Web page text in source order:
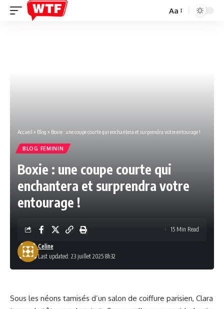
Font
Aa
Accueil » Blog » Boxie : une coupe courte qui enchantera et surprendra votre entourage !
BLOG FEMININ
Boxie : une coupe courte qui
enchantera et surprendra votre
entourage !
Last updated: 23 juillet 2025 8h32
Celine
15 Min Read
Sous les néons tamisés d’un salon de coiffure parisien, Clara